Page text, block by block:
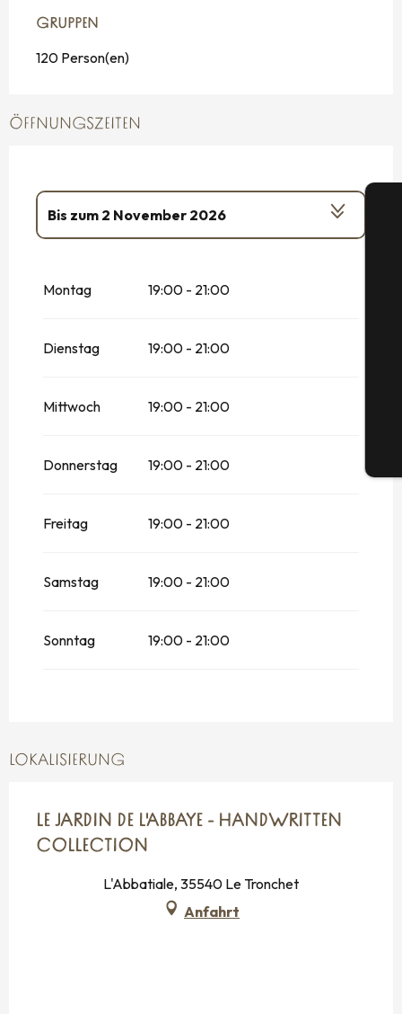
GRUPPEN
GRUPPEN
120 Person(en)
ÖFFNUNGSZEITEN
Bis zum 2 November 2026
vom 20 Dezember 2026
Montag 19:00 - 21:00
Dienstag 19:00 - 21:00
Mittwoch 19:00 - 21:00
Donnerstag 19:00 - 21:00
Freitag 19:00 - 21:00
Samstag 19:00 - 21:00
Sonntag 19:00 - 21:00
LOKALISIERUNG
LE JARDIN DE L'ABBAYE - HANDWRITTEN
COLLECTION
L'Abbatiale, 35540 Le Tronchet
Anfahrt